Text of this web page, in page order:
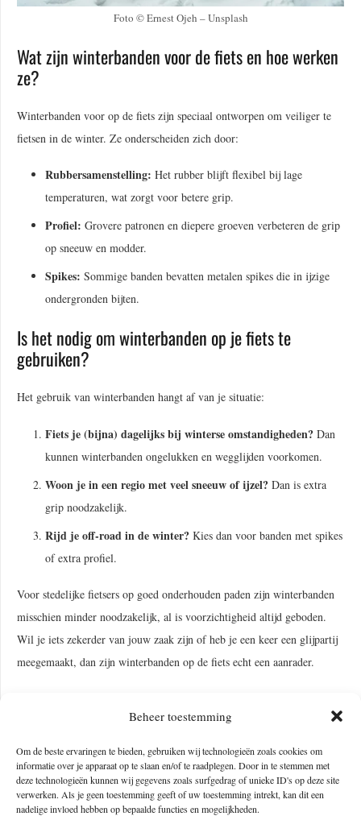
Beheer toestemming
Om de beste ervaringen te bieden, gebruiken wij technologieën zoals cookies om
informatie over je apparaat op te slaan en/of te raadplegen. Door in te stemmen met
deze technologieën kunnen wij gegevens zoals surfgedrag of unieke ID's op deze site
verwerken. Als je geen toestemming geeft of uw toestemming intrekt, kan dit een
nadelige invloed hebben op bepaalde functies en mogelijkheden.
Foto © Ernest Ojeh – Unsplash
Wat zijn winterbanden voor de fiets en hoe werken
ze?
Winterbanden voor op de fiets zijn speciaal ontworpen om veiliger te
fietsen in de winter. Ze onderscheiden zich door:
Rubbersamenstelling: Het rubber blijft flexibel bij lage
temperaturen, wat zorgt voor betere grip.
Profiel: Grovere patronen en diepere groeven verbeteren de grip
op sneeuw en modder.
Spikes: Sommige banden bevatten metalen spikes die in ijzige
ondergronden bijten.
Is het nodig om winterbanden op je fiets te
gebruiken?
Het gebruik van winterbanden hangt af van je situatie:
Fiets je (bijna) dagelijks bij winterse omstandigheden? Dan
kunnen winterbanden ongelukken en wegglijden voorkomen.
Woon je in een regio met veel sneeuw of ijzel? Dan is extra
grip noodzakelijk.
Rijd je off-road in de winter? Kies dan voor banden met spikes
of extra profiel.
Voor stedelijke fietsers op goed onderhouden paden zijn winterbanden
misschien minder noodzakelijk, al is voorzichtigheid altijd geboden.
Wil je iets zekerder van jouw zaak zijn of heb je een keer een glijpartij
meegemaakt, dan zijn winterbanden op de fiets echt een aanrader.
fiets zijn? Je ziet ze vooral terugkomen op racefietsen.